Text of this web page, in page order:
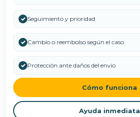
✓ Seguimiento y prioridad
✓ Cambio o reembolso según el caso
✓ Protección ante daños del envío
Cómo funciona
Ayuda inmediata